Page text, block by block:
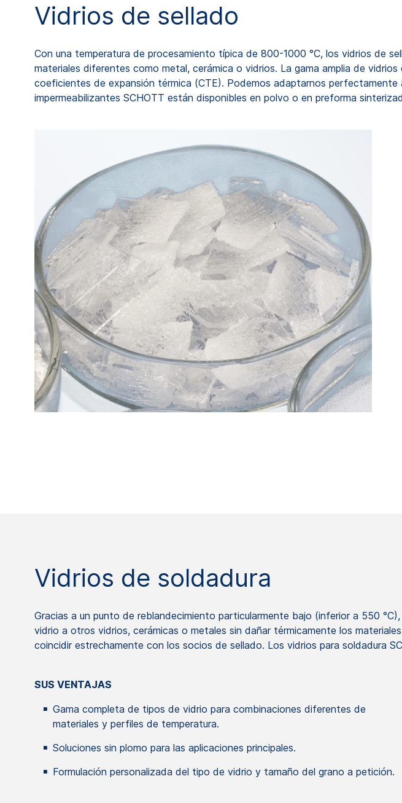
Vidrios de sellado
Con una temperatura de procesamiento típica de 800-1000 °C, los vidrios de
materiales diferentes como metal, cerámica o vidrios. La gama amplia de
coeficientes de expansión térmica (CTE). Podemos adaptarnos
impermeabilizantes SCHOTT están disponibles en polvo o en preforma
Vidrios de soldadura
Gracias a un punto de reblandecimiento particularmente bajo (inferior a 550
vidrio a otros vidrios, cerámicas o metales sin dañar térmicamente los
coincidir estrechamente con los socios de sellado. Los vidrios para soldadura
SUS VENTAJAS
Gama completa de tipos de vidrio para combinaciones diferentes de
materiales y perfiles de temperatura.
Soluciones sin plomo para las aplicaciones principales.
Formulación personalizada del tipo de vidrio y tamaño del grano a petición.